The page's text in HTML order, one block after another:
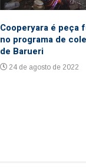
Cooperyara é peça
no programa de
de Barueri
24 de agosto de 2022